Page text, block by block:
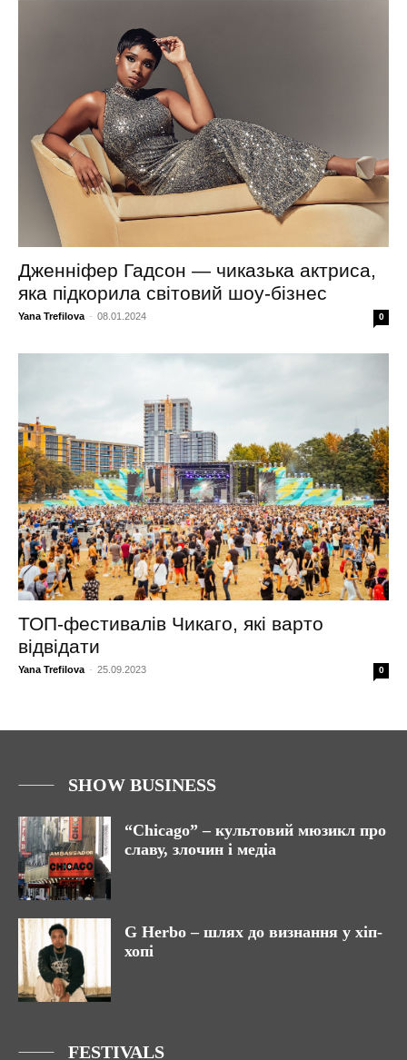
Дженніфер Гадсон — чиказька актриса,
яка підкорила світовий шоу-бізнес
Yana Trefilova - 08.01.2024 0
ТОП-фестивалів Чикаго, які варто
відвідати
Yana Trefilova - 25.09.2023 0
SHOW BUSINESS
“Chicago” – культовий мюзикл про
славу, злочин і медіа
G Herbo – шлях до визнання у хіп-
хопі
FESTIVALS